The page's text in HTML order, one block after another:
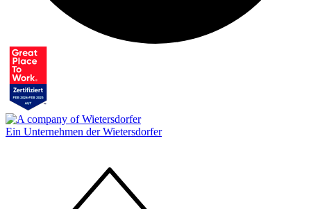
Ein Unternehmen der Wietersdorfer